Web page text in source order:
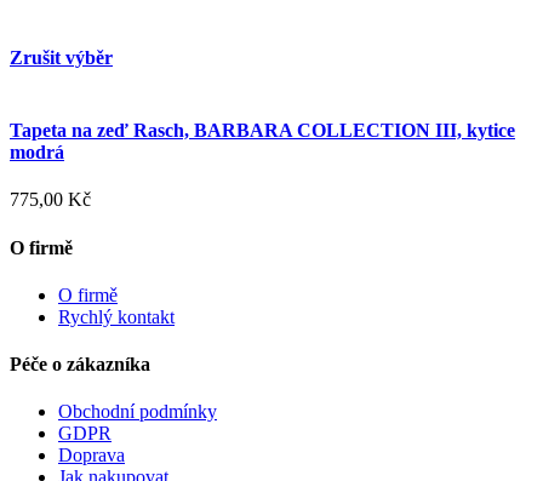
Zrušit výběr
Tapeta na zeď Rasch, BARBARA COLLECTION III, kytice
modrá
775,00 Kč
O firmě
O firmě
Rychlý kontakt
Péče o zákazníka
Obchodní podmínky
GDPR
Doprava